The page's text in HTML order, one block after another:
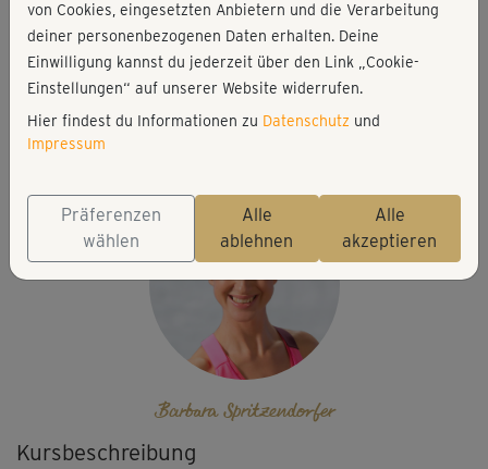
Kursbeschreibung
leicht
5 Min
10 kcal
Barbara Spritzendorfer
Matte
Barbara Spritzendorfer
von Cookies, eingesetzten Anbietern und die Verarbeitung
deiner personenbezogenen Daten erhalten. Deine
Einwilligung kannst du jederzeit über den Link „Cookie-
Einstellungen“ auf unserer Website widerrufen.
Hier findest du Informationen zu Datenschutz und
Impressum
Präferenzen
wählen
Alle
ablehnen
Alle
akzeptieren